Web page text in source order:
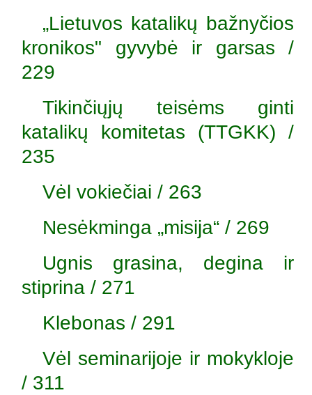
„Lietuvos katalikų bažnyčios
kronikos" gyvybė ir garsas /
229
Tikinčiųjų teisėms ginti
katalikų komitetas (TTGKK) /
235
Vėl vokiečiai / 263
Nesėkminga „misija“ / 269
Ugnis grasina, degina ir
stiprina / 271
Klebonas / 291
Vėl seminarijoje ir mokykloje
/ 311